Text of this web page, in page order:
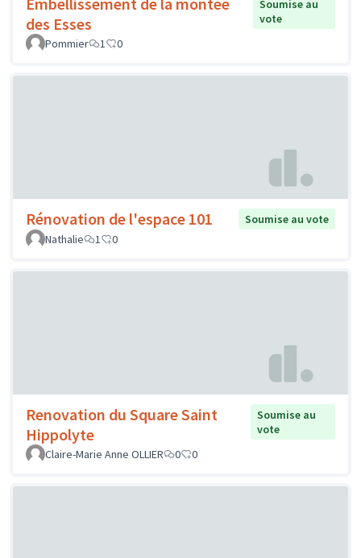
des Esses
Soumise au
vote
Pommier
1 0
Rénovation de l'espace 101
Soumise au vote
Nathalie
1 0
Renovation du Square Saint
Hippolyte
Soumise au
vote
Claire-Marie Anne OLLIER
0 0